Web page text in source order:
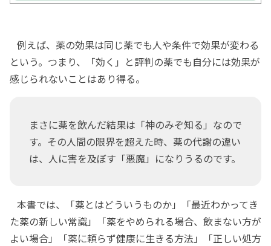
例えば、薬の効果は同じ薬でも人や条件で効果が変わる
という。つまり、「効く」と評判の薬でも自分には効果が
感じられないことはあり得る。
まさに薬を飲んだ結果は「神のみぞ知る」なので
す。その人間の限界を超えた時、薬の代謝の違い
は、人に害を及ぼす「悪魔」になりうるのです。
本書では、「薬とはどういうものか」「最近わかってき
た薬の新しい常識」「薬をやめられる場合、飲まない方が
よい場合」「薬に頼らず健康に生きる方法」「正しい処方